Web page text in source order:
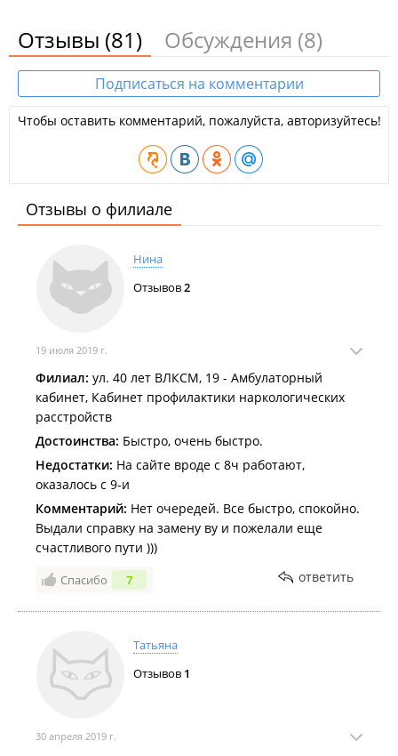
Отзывы (81) Обсуждения (8)
Подписаться на комментарии
Чтобы оставить комментарий, пожалуйста, авторизуйтесь!
Отзывы о филиале
Нина
Отзывов2
19 июля 2019 г.
Филиал: ул. 40 лет ВЛКСМ, 19 - Амбулаторный
кабинет, Кабинет профилактики наркологических
расстройств
Достоинства: Быстро, очень быстро.
Недостатки: На сайте вроде с 8ч работают,
оказалось с 9-и
Комментарий: Нет очередей. Все быстро, спокойно.
Выдали справку на замену ву и пожелали еще
счастливого пути )))
Спасибо 7 ответить
Татьяна
Отзывов 1
30 апреля 2019 г.